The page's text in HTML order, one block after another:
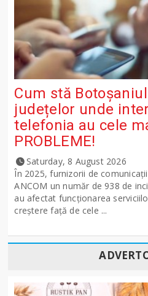
Cum stă
județelor unde
telefonia au cele
PROBLEME!
Saturday, 8 August 2026
În 2025, furnizorii de
ANCOM un număr de 938 de
au afectat funcționarea
creștere față de cele ...